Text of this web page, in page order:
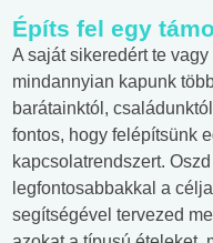
Építs fel egy
A saját sikeredért te
mindannyian kapunk
barátainktól,
fontos, hogy felépítsünk
kapcsolatrendszert.
legfontosabbakkal a
segítségével tervezed